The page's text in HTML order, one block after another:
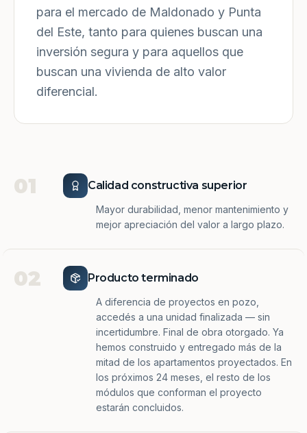
para el mercado de Maldonado y Punta
del Este, tanto para quienes buscan una
inversión segura y para aquellos que
buscan una vivienda de alto valor
diferencial.
01 Calidad constructiva superior
Mayor durabilidad, menor mantenimiento y
mejor apreciación del valor a largo plazo.
02 Producto terminado
A diferencia de proyectos en pozo,
accedés a una unidad finalizada — sin
incertidumbre. Final de obra otorgado. Ya
hemos construido y entregado más de la
mitad de los apartamentos proyectados. En
los próximos 24 meses, el resto de los
módulos que conforman el proyecto
estarán concluidos.